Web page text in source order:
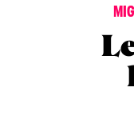
MIG